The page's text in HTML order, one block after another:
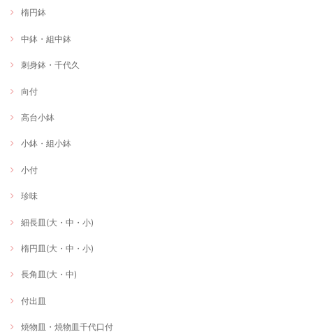
楕円鉢
中鉢・組中鉢
刺身鉢・千代久
向付
高台小鉢
小鉢・組小鉢
小付
珍味
細長皿(大・中・小)
楕円皿(大・中・小)
長角皿(大・中)
付出皿
焼物皿・焼物皿千代口付